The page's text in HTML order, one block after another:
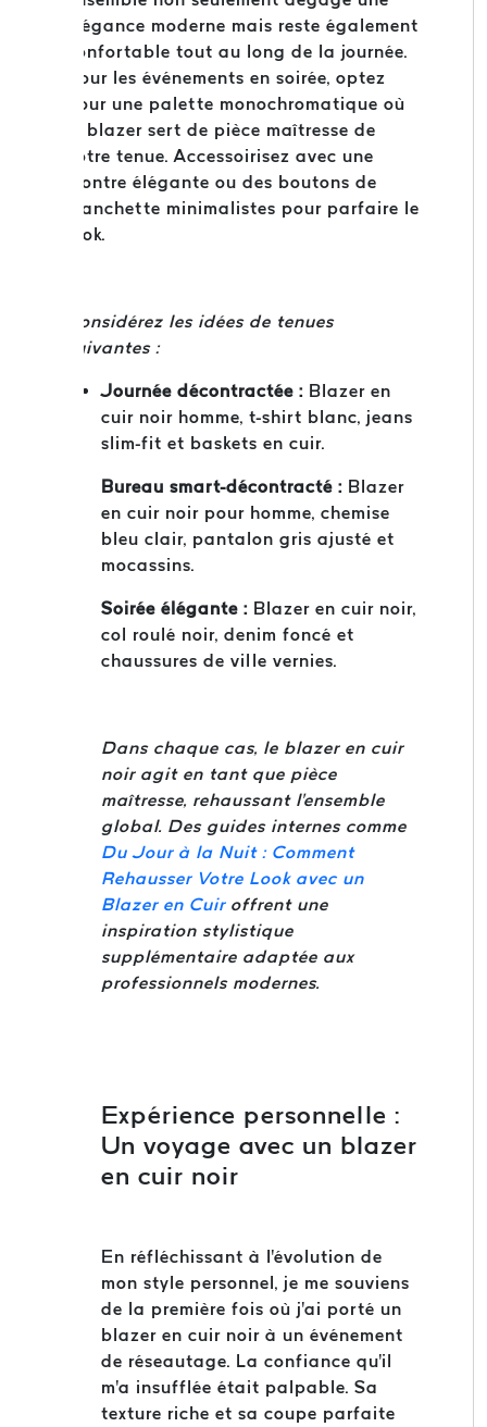
élégance moderne mais reste également
confortable tout au long de la journée.
Pour les événements en soirée, optez
pour une palette monochromatique où
le blazer sert de pièce maîtresse de
votre tenue. Accessoirisez avec une
montre élégante ou des boutons de
manchette minimalistes pour parfaire le
look.
Considérez les idées de tenues
suivantes :
Journée décontractée : Blazer en
cuir noir homme, t-shirt blanc, jeans
slim-fit et baskets en cuir.
Bureau smart-décontracté : Blazer
en cuir noir pour homme, chemise
bleu clair, pantalon gris ajusté et
mocassins.
Soirée élégante : Blazer en cuir noir,
col roulé noir, denim foncé et
chaussures de ville vernies.
Dans chaque cas, le blazer en cuir
noir agit en tant que pièce
maîtresse, rehaussant l'ensemble
global. Des guides internes comme
Du Jour à la Nuit : Comment
Rehausser Votre Look avec un
Blazer en Cuiroffrent une
inspiration stylistique
supplémentaire adaptée aux
professionnels modernes.
Expérience personnelle :
Un voyage avec un blazer
en cuir noir
En réfléchissant à l'évolution de
mon style personnel, je me souviens
de la première fois où j'ai porté un
blazer en cuir noir à un événement
de réseautage. La confiance qu'il
m'a insufflée était palpable. Sa
texture riche et sa coupe parfaite